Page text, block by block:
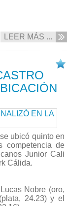
LEER MÁS ...
ubicó quinto en
competencia de
Junior Cali
Cálida.
Nobre (oro,
24.23) y el